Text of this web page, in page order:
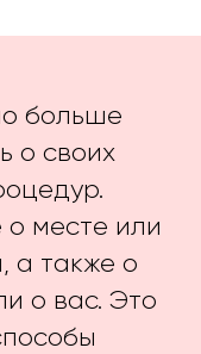
больше
о своих
о месте или
а также о
о вас. Это